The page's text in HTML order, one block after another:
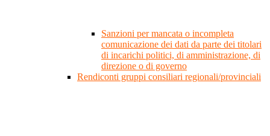
Sanzioni per mancata o incompleta
comunicazione dei dati da parte dei titolari
di incarichi politici, di amministrazione, di
direzione o di governo
Rendiconti gruppi consiliari regionali/provinciali